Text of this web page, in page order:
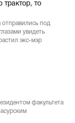
трактор, то
под
увидеть
экс-мэр
факультета